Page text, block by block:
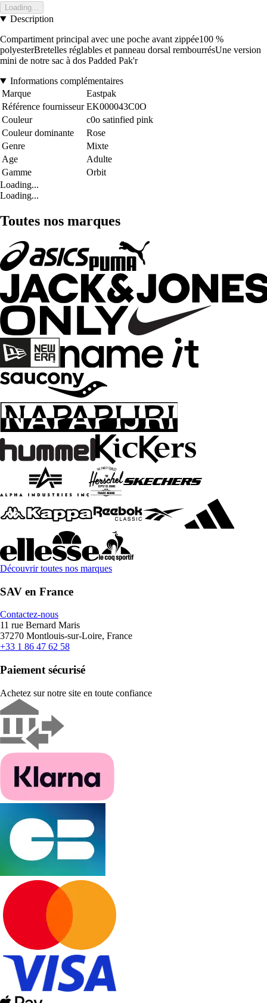
Loading...
Description
Compartiment principal avec une poche avant zippée100 %
polyesterBretelles réglables et panneau dorsal rembourrésUne version
mini de notre sac à dos Padded Pak'r
Informations complémentaires
Marque
Eastpak
Référence fournisseur EK000043C0O
Couleur
c0o satinfied pink
Couleur dominante
Rose
Genre
Mixte
Age
Adulte
Gamme
Orbit
Loading...
Loading...
Toutes nos marques
Découvrir toutes nos marques
SAV en France
Contactez-nous
11 rue Bernard Maris
37270 Montlouis-sur-Loire, France
+33 1 86 47 62 58
Paiement sécurisé
Achetez sur notre site en toute confiance